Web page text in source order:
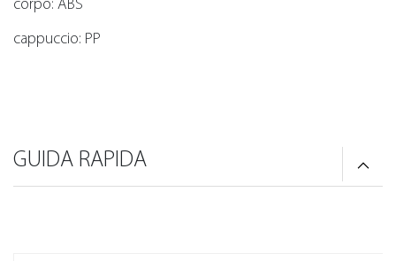
cappuccio: PP
GUIDA RAPIDA